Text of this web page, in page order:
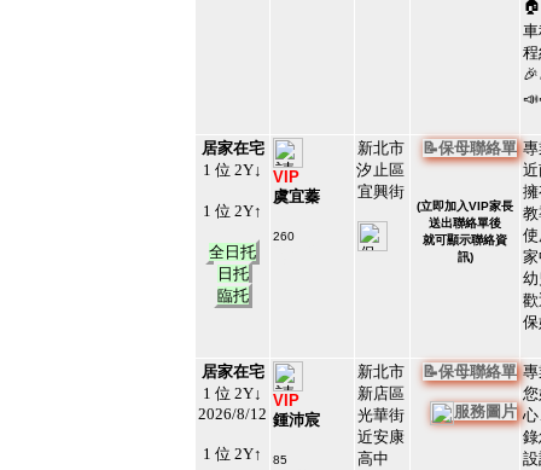
居家在宅
1 位 2Y↓
1 位 2Y↑
全日托
日托
臨托
VIP
虞宜蓁
260
新北市
汐止區
宜興街
📝保母聯絡單
(立即加入VIP家長
送出聯絡單後
就可顯示聯絡資
訊)
居家在宅
1 位 2Y↓
2026/8/12
1 位 2Y↑
VIP
鍾沛宸
85
新北市
新店區
光華街
近安康
高中
📝保母聯絡單
服務圖片